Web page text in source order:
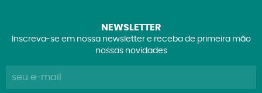
NEWSLETTER
Inscreva-se em nossa newsletter e receba de primeira mão
nossas novidades